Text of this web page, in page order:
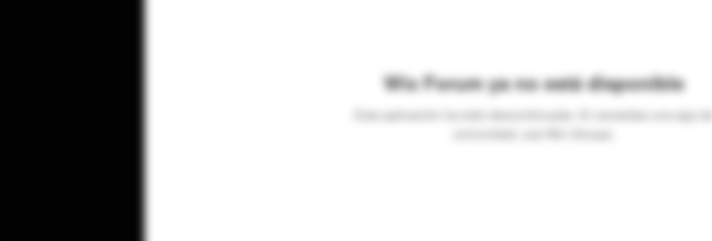
Wix Forum ya no está disponible
Esta aplicación ha sido descontinuada. Si necesitas una app
comunidad, usa Wix Groups.